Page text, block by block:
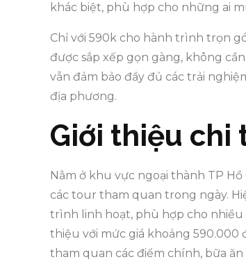
khác biệt, phù hợp cho những ai
Chỉ với 590k cho hành trình trọn
được sắp xếp gọn gàng, không
vẫn đảm bảo đầy đủ các trải
địa phương.
Giới thiệu chi
Nằm ở khu vực ngoại thành TP
các tour tham quan trong ngày.
trình linh hoạt, phù hợp cho nhiều
thiệu với mức giá khoảng 590.000
tham quan các điểm chính, bữa